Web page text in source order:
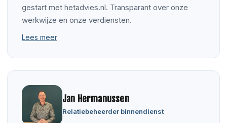
gestart met hetadvies.nl. Transparant over onze
werkwijze en onze verdiensten.
Lees meer
Jan Hermanussen
Relatiebeheerder binnendienst